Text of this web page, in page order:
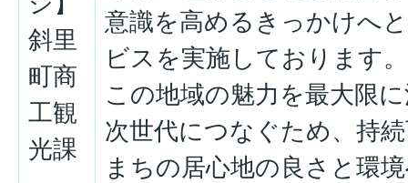
斜里
町商
工観
光課
意識を高めるきっかけへ
ビスを実施しております。
この地域の魅力を最大限
次世代につなぐため、持
まちの居心地の良さと環